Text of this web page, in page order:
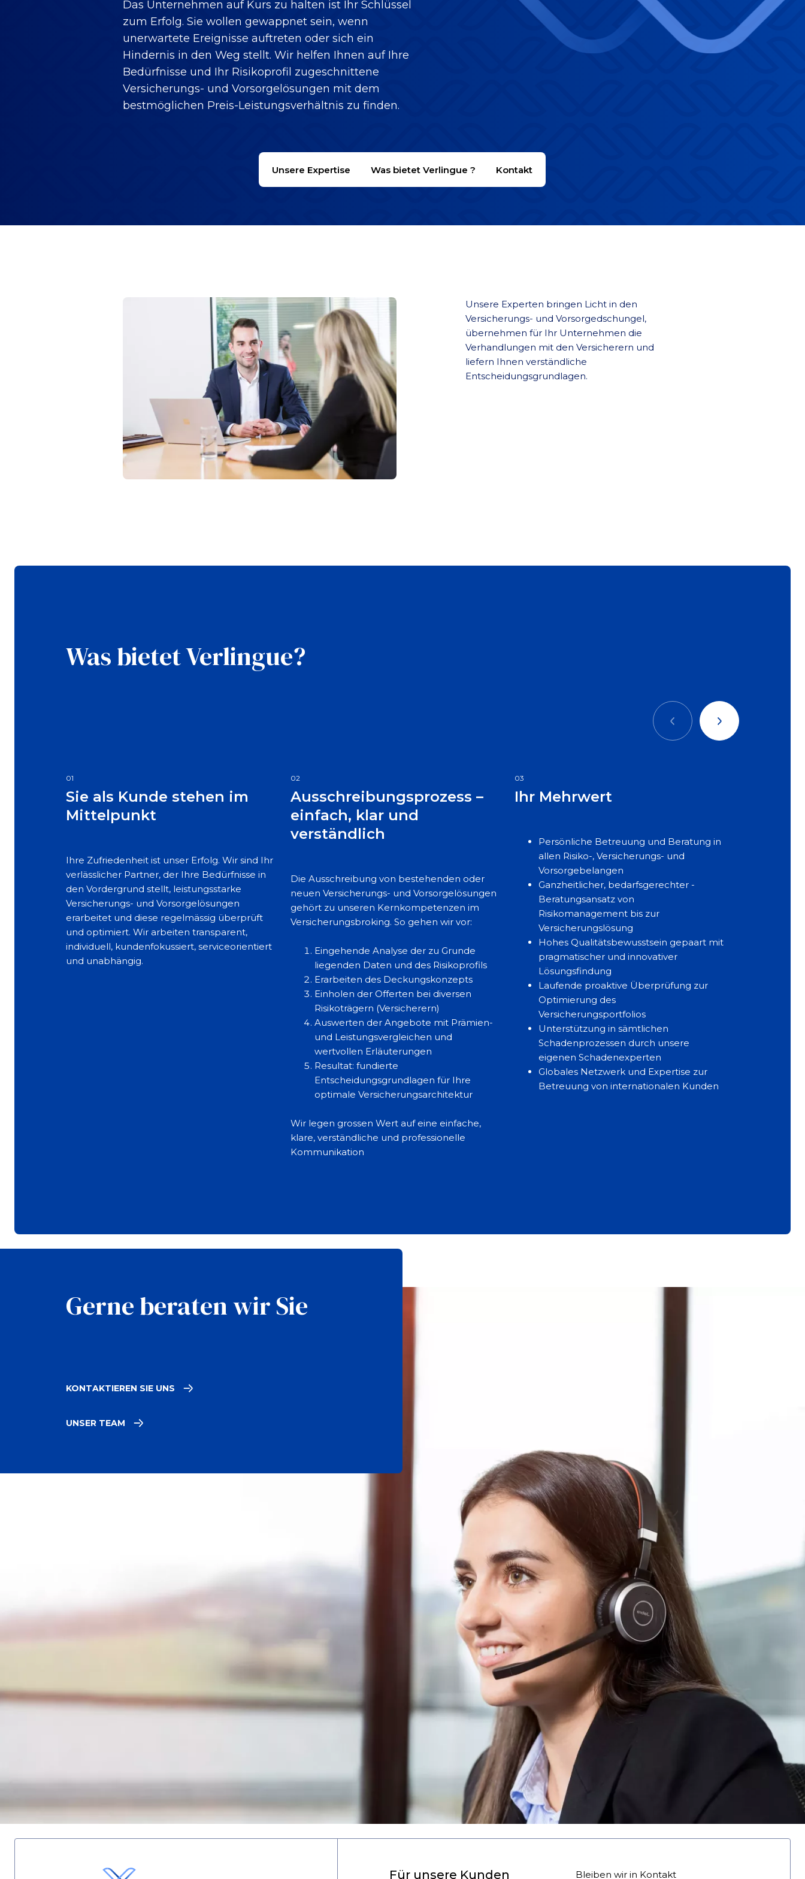
Das Unternehmen auf Kurs zu halten ist Ihr Schlüssel
zum Erfolg. Sie wollen gewappnet sein, wenn
unerwartete Ereignisse auftreten oder sich ein
Hindernis in den Weg stellt. Wir helfen Ihnen auf Ihre
Bedürfnisse und Ihr Risikoprofil zugeschnittene
Versicherungs- und Vorsorgelösungen mit dem
bestmöglichen Preis-Leistungsverhältnis zu finden.
Unsere Expertise Was bietet Verlingue ? Kontakt
Unsere Experten bringen Licht in den
Versicherungs- und Vorsorgedschungel,
übernehmen für Ihr Unternehmen die
Verhandlungen mit den Versicherern und
liefern Ihnen verständliche
Entscheidungsgrundlagen.
Was bietet Verlingue?
Précédent Suivant
01
Sie als Kunde stehen im
Mittelpunkt
Ihre Zufriedenheit ist unser Erfolg. Wir sind Ihr
verlässlicher Partner, der Ihre Bedürfnisse in
den Vordergrund stellt, leistungsstarke
Versicherungs- und Vorsorgelösungen
erarbeitet und diese regelmässig überprüft
und optimiert. Wir arbeiten transparent,
individuell, kundenfokussiert, serviceorientiert
und unabhängig.
02
Ausschreibungsprozess –
einfach, klar und
verständlich
Die Ausschreibung von bestehenden oder
neuen Versicherungs- und Vorsorgelösungen
gehört zu unseren Kernkompetenzen im
Versicherungsbroking. So gehen wir vor:
Eingehende Analyse der zu Grunde
liegenden Daten und des Risikoprofils
Erarbeiten des Deckungskonzepts
Einholen der Offerten bei diversen
Risikoträgern (Versicherern)
Auswerten der Angebote mit Prämien-
und Leistungsvergleichen und
wertvollen Erläuterungen
Resultat: fundierte
Entscheidungsgrundlagen für Ihre
optimale Versicherungsarchitektur
Wir legen grossen Wert auf eine einfache,
klare, verständliche und professionelle
Kommunikation
03
Ihr Mehrwert
Persönliche Betreuung und Beratung in
allen Risiko-, Versicherungs- und
Vorsorgebelangen
Ganzheitlicher, bedarfsgerechter -
Beratungsansatz von
Risikomanagement bis zur
Versicherungslösung
Hohes Qualitätsbewusstsein gepaart mit
pragmatischer und innovativer
Lösungsfindung
Laufende proaktive Überprüfung zur
Optimierung des
Versicherungsportfolios
Unterstützung in sämtlichen
Schadenprozessen durch unsere
eigenen Schadenexperten
Globales Netzwerk und Expertise zur
Betreuung von internationalen Kunden
Gerne beraten wir Sie
KONTAKTIEREN SIE UNS
UNSER TEAM
Für unsere Kunden Bleiben wir in Kontakt